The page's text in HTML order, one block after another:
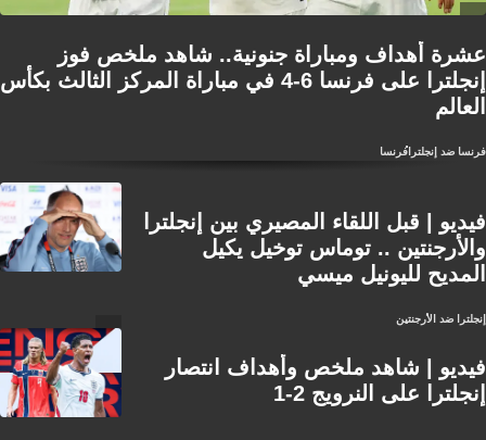
عشرة أهداف ومباراة جنونية.. شاهد ملخص فوز
إنجلترا على فرنسا 6-4 في مباراة المركز الثالث بكأس
العالم
فرنسا ضد إنجلترا فرنسا
فيديو | قبل اللقاء المصيري بين إنجلترا
والأرجنتين .. توماس توخيل يكيل
المديح لليونيل ميسي
إنجلترا ضد الأرجنتين
فيديو | شاهد ملخص وأهداف انتصار
إنجلترا على النرويج 2-1